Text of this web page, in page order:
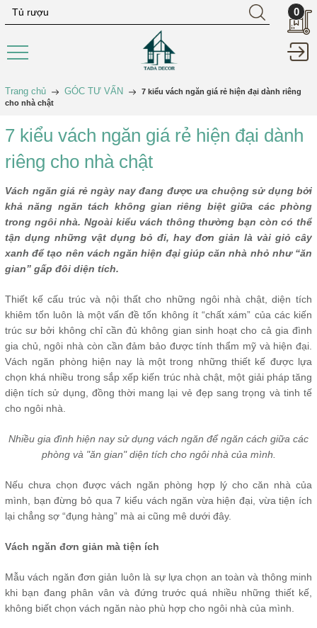
0
Trang chủ GÓC TƯ VẤN
7 kiểu vách ngăn giá rẻ hiện đại dành riêng
cho nhà chật
7 kiểu vách ngăn giá rẻ hiện đại dành
riêng cho nhà chật
Vách ngăn giá rẻ ngày nay đang được ưa chuộng sử dụng bởi
khả năng ngăn tách không gian riêng biệt giữa các phòng
trong ngôi nhà. Ngoài kiểu vách thông thường bạn còn có thể
tận dụng những vật dụng bỏ đi, hay đơn giản là vài giỏ cây
xanh để tạo nên vách ngăn hiện đại giúp căn nhà nhỏ như “ăn
gian” gấp đôi diện tích.
Thiết kế cấu trúc và nội thất cho những ngôi nhà chật, diện tích
khiêm tốn luôn là một vấn đề tốn không ít “chất xám” của các kiến
trúc sư bởi không chỉ cần đủ không gian sinh hoạt cho cả gia đình
gia chủ, ngôi nhà còn cần đảm bảo được tính thẩm mỹ và hiện đại.
Vách ngăn phòng hiện nay là một trong những thiết kế được lựa
chọn khá nhiều trong sắp xếp kiến trúc nhà chật, một giải pháp tăng
diện tích sử dụng, đồng thời mang lại vẻ đẹp sang trọng và tinh tế
cho ngôi nhà.
Nhiều gia đình hiện nay sử dụng vách ngăn để ngăn cách giữa các
phòng và "ăn gian" diện tích cho ngôi nhà của mình.
Nếu chưa chọn được vách ngăn phòng hợp lý cho căn nhà của
mình, bạn đừng bỏ qua 7 kiểu vách ngăn vừa hiện đại, vừa tiện ích
lại chẳng sợ “đụng hàng” mà ai cũng mê dưới đây.
Vách ngăn đơn giản mà tiện ích
Mẫu vách ngăn đơn giản luôn là sự lựa chọn an toàn và thông minh
khi bạn đang phân vân và đứng trước quá nhiều những thiết kế,
không biết chọn vách ngăn nào phù hợp cho ngôi nhà của mình.